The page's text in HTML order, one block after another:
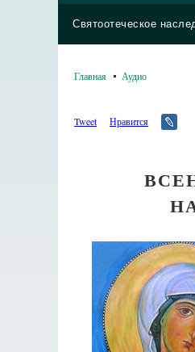
Святоотеческое
Главная Аудио
Tweet Нравится